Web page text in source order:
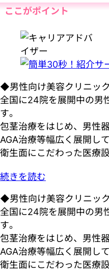
ここがポイント
◆男性向け美容クリニッ
全国に24院を展開中の男
す。
包茎治療をはじめ、男性
AGA治療等幅広く展開して
衛生面にこだわった医療
続きを読む
◆男性向け美容クリニッ
全国に24院を展開中の男
す。
包茎治療をはじめ、男性
AGA治療等幅広く展開して
衛生面にこだわった医療